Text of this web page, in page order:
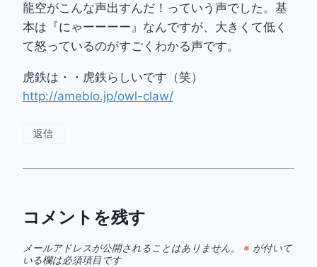
龍空がこんな声出すんだ！っていう声でした。基
本は『にゃーーーー』なんですが、大きくて低く
て怒っているのがすごくわかる声です。
虎鉄は・・虎鉄らしいです（笑）
http://ameblo.jp/owl-claw/
返信
コメントを残す
メールアドレスが公開されることはありません。 ※ が付いて
いる欄は必須項目です